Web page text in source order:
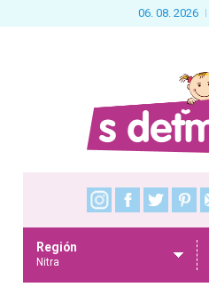
06. 08. 2026
Región
Nitra